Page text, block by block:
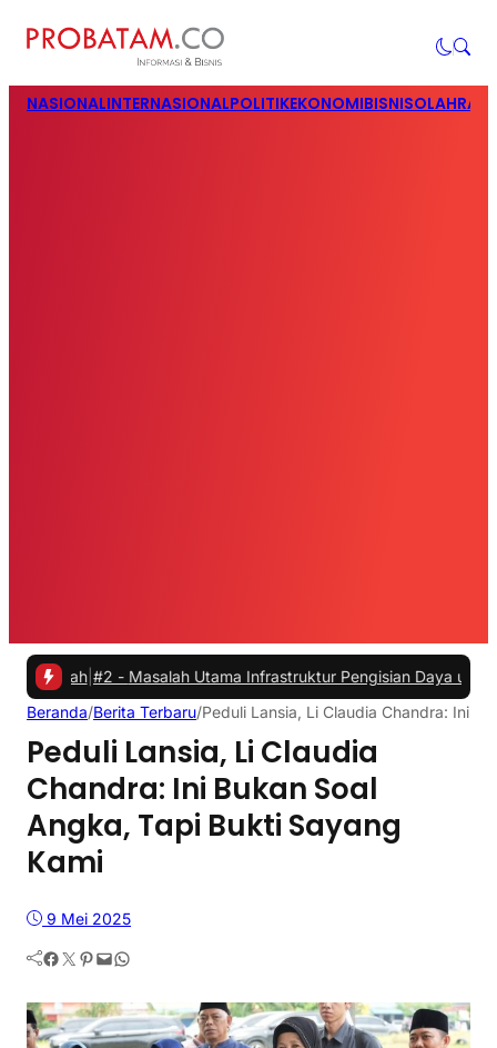
NASIONALINTERNASIONALPOLITIKEKONOMIBISNIS
#2 -Masalah Utama Infrastruktur Pengisian Daya untuk Mobil
Beranda/Berita Terbaru/Peduli Lansia, Li Claudia Chandra: Ini
Peduli Lansia, Li Claudia
Chandra: Ini Bukan Soal
Angka, Tapi Bukti Sayang
Kami
9 Mei 2025
Facebook Twitter Pinterest Mail WhatsApp